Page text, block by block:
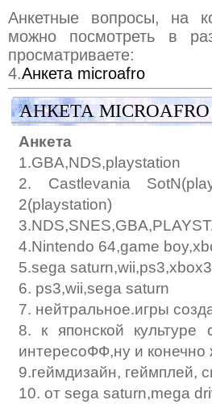
Анкетные вопросы, на
можно посмотреть в
просматриваете:
4.Анкета microafro
АНКЕТА MICROAFRO
Анкета
1.GBA,NDS,playstation
2. Castlevania
2(playstation)
4.Nintendo 64,game
5.sega
6. ps3,wii,sega saturn
7. нейтральное.игры
8. к японской
интересоФФ,ну и
9.геймдизайн, геймплей,
10. от sega saturn,mega